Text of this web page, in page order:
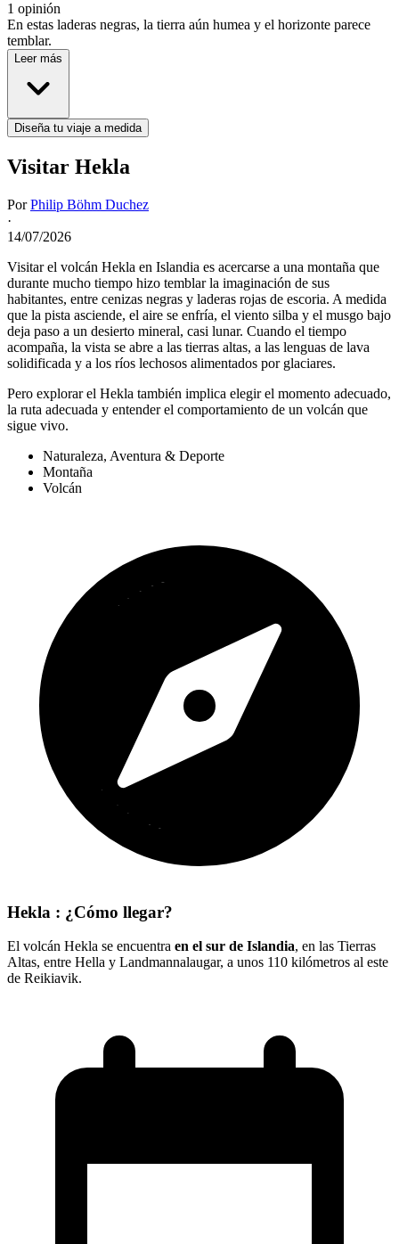
1 opinión
En estas laderas negras, la tierra aún humea y el horizonte parece
temblar.
Leer más
Diseña tu viaje a medida
Visitar Hekla
PorPhilip Böhm Duchez
·
14/07/2026
Visitar el volcán Hekla en Islandia es acercarse a una montaña que
durante mucho tiempo hizo temblar la imaginación de sus
habitantes, entre cenizas negras y laderas rojas de escoria. A medida
que la pista asciende, el aire se enfría, el viento silba y el musgo bajo
deja paso a un desierto mineral, casi lunar. Cuando el tiempo
acompaña, la vista se abre a las tierras altas, a las lenguas de lava
solidificada y a los ríos lechosos alimentados por glaciares.
Pero explorar el Hekla también implica elegir el momento adecuado,
la ruta adecuada y entender el comportamiento de un volcán que
sigue vivo.
Naturaleza, Aventura & Deporte
Montaña
Volcán
Hekla : ¿Cómo llegar?
El volcán Hekla se encuentra en el sur de Islandia, en las Tierras
Altas, entre Hella y Landmannalaugar, a unos 110 kilómetros al este
de Reikiavik.